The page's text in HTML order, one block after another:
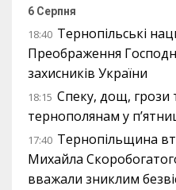
6 Серпня
18:40 Тернопільські
Преображення
захисників України
18:15 Спеку, дощ, грози
тернополянам у
17:40 Тернопільщина
Михайла
вважали зниклим